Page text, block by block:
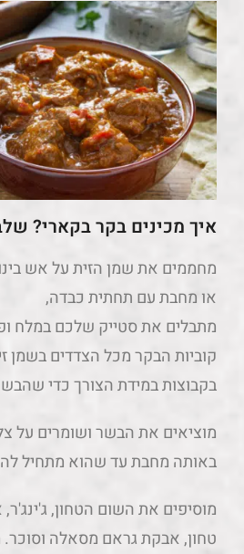
איך מכינים בקר בקארי?
מחממים את שמן הזית על אש
או מחבת עם תחתית כבדה,
מתבלים את סטייק שלכם במלח
קוביות הבקר מכל הצדדים בשמן
בקבוצות במידת הצורך כדי
מוציאים את הבשר ושומרים על
באותה מחבת עד שהוא מתחיל
מוסיפים את השום הטחון,
טחון, אבקת גראם מסאלה וסוכר.